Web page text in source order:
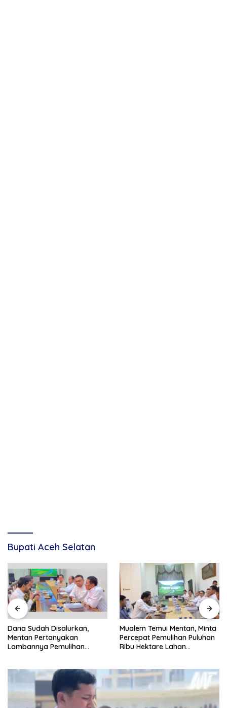
Bupati Aceh Selatan
Dana Sudah Disalurkan,
Mentan Pertanyakan
Lambannya Pemulihan
Mualem Temui Mentan, Minta
Percepat Pemulihan Puluhan
Ribu Hektare Lahan